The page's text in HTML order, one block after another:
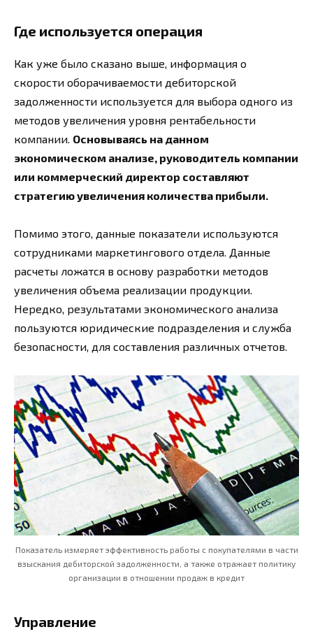
Где используется операция
Как уже было сказано выше, информация о
скорости оборачиваемости дебиторской
задолженности используется для выбора одного из
методов увеличения уровня рентабельности
компании. Основываясь на данном
экономическом анализе, руководитель компании
или коммерческий директор составляют
стратегию увеличения количества прибыли.
Помимо этого, данные показатели используются
сотрудниками маркетингового отдела. Данные
расчеты ложатся в основу разработки методов
увеличения объема реализации продукции.
Нередко, результатами экономического анализа
пользуются юридические подразделения и служба
безопасности, для составления различных отчетов.
Показатель измеряет эффективность работы с покупателями в части
взыскания дебиторской задолженности, а также отражает политику
организации в отношении продаж в кредит
Управление